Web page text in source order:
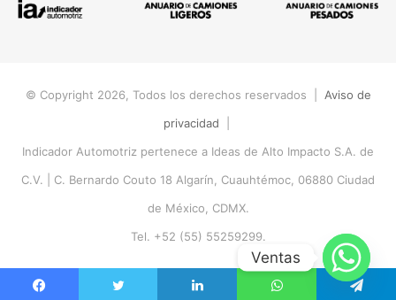
© Copyright 2026, Todos los derechos reservados | Aviso de
privacidad
Indicador Automotriz pertenece a Ideas de Alto Impacto S.A. de
C.V. | C. Bernardo Couto 18 Algarín, Cuauhtémoc, 06880 Ciudad
de México, CDMX.
Tel. +52 (55) 55259299.
Ventas